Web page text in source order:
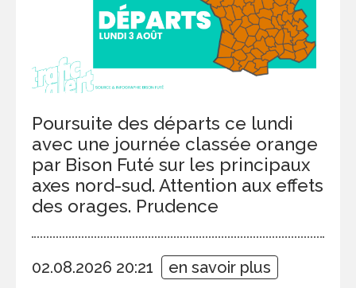
Poursuite des départs ce lundi
avec une journée classée orange
par Bison Futé sur les principaux
axes nord-sud. Attention aux effets
des orages. Prudence
02.08.2026 20:21 en savoir plus